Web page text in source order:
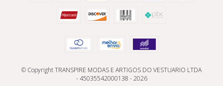
© Copyright TRANSPIRE MODAS E ARTIGOS DO VESTUARIO LTDA
- 45035542000138 - 2026